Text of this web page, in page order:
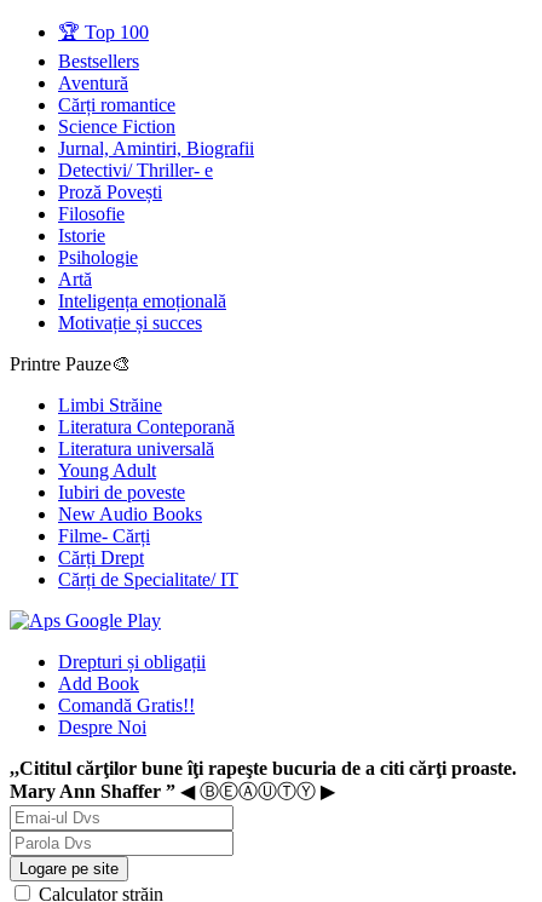
🏆 Top 100
Bestsellers
Aventură
Cărți romantice
Science Fiction
Jurnal, Amintiri, Biografii
Detectivi/ Thriller- e
Proză Povești
Filosofie
Istorie
Psihologie
Artă
Inteligența emoțională
Motivație și succes
Printre Pauze🎨
Limbi Străine
Literatura Conteporană
Literatura universală
Young Adult
Iubiri de poveste
New Audio Books
Filme- Cărți
Cărți Drept
Cărți de Specialitate/ IT
Drepturi și obligații
Add Book
Comandă Gratis!!
Despre Noi
,,Cititul cărţilor bune îţi rapeşte bucuria de a citi cărţi proaste.
Mary Ann Shaffer ” ◀ ⒷⒺⒶⓊⓉⓎ ▶
Logare pe site
Calculator străin